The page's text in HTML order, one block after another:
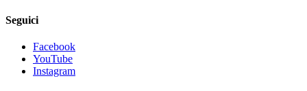
Seguici
Facebook
YouTube
Instagram